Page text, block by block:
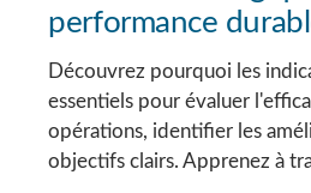
performance
Découvrez pourquoi les
essentiels pour évaluer
opérations, identifier les
objectifs clairs. Apprenez à